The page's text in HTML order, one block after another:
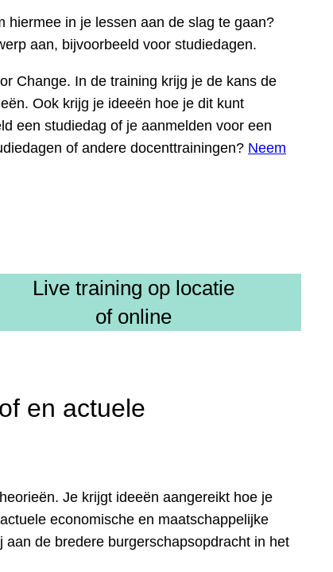
hiermee in je lessen aan de slag te gaan?
aan, bijvoorbeeld voor studiedagen.
Change. In de training krijg je de kans de
Ook krijg je ideeën hoe je dit kunt
een studiedag of je aanmelden voor een
of andere docenttrainingen? Neem
Live training op locatie
of online
en actuele
Je krijgt ideeën aangereikt hoe je
economische en maatschappelijke
de bredere burgerschapsopdracht in het